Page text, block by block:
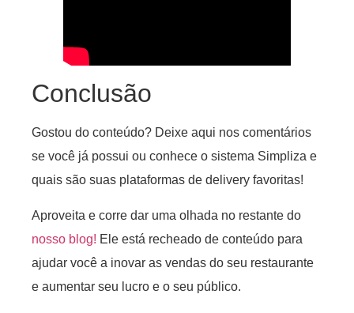
Conclusão
Gostou do conteúdo? Deixe aqui nos comentários
se você já possui ou conhece o sistema Simpliza e
quais são suas plataformas de delivery favoritas!
Aproveita e corre dar uma olhada no restante do
nosso blog! Ele está recheado de conteúdo para
ajudar você a inovar as vendas do seu restaurante
e aumentar seu lucro e o seu público.